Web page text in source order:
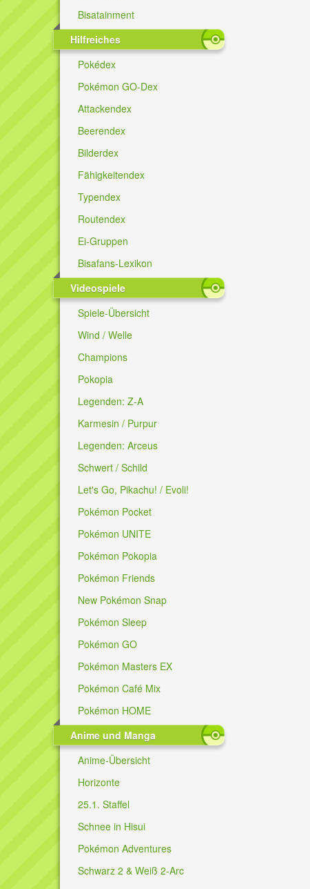
Bisatainment
Hilfreiches
Pokédex
Pokémon GO-Dex
Attackendex
Beerendex
Bilderdex
Fähigkeitendex
Typendex
Routendex
Ei-Gruppen
Bisafans-Lexikon
Videospiele
Spiele-Übersicht
Wind / Welle
Champions
Pokopia
Legenden: Z-A
Karmesin / Purpur
Legenden: Arceus
Schwert / Schild
Let's Go, Pikachu! / Evoli!
Pokémon Pocket
Pokémon UNITE
Pokémon Pokopia
Pokémon Friends
New Pokémon Snap
Pokémon Sleep
Pokémon GO
Pokémon Masters EX
Pokémon Café Mix
Pokémon HOME
Anime und Manga
Anime-Übersicht
Horizonte
25.1. Staffel
Schnee in Hisui
Pokémon Adventures
Schwarz 2 & Weiß 2-Arc